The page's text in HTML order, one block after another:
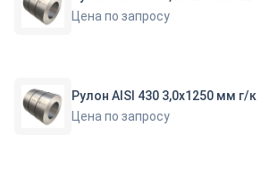
Цена по запросу
Рулон AISI 430 3,0х1250 мм г/к
Цена по запросу